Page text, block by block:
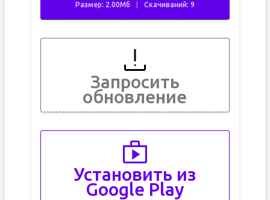
Размер: 2.00Мб Скачиваний: 9
Запросить
обновление
Установить из
Google Play